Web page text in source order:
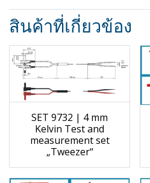
สินค้าที่เกี่ยวข้อง
SET 9732 | 4 mm
Kelvin Test and
measurement set
„Tweezer“